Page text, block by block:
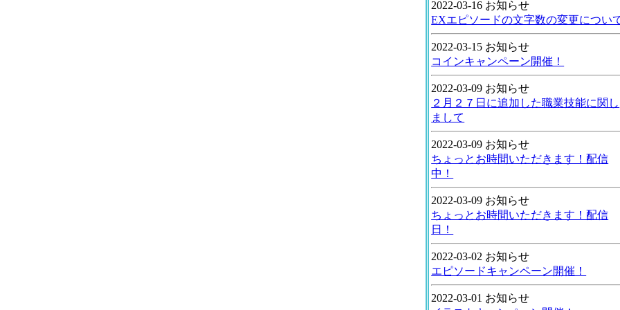
2022-03-16 お知らせ
EXエピソードの文字数の変更につい
2022-03-15 お知らせ
コインキャンペーン開催！
2022-03-09 お知らせ
２月２７日に追加した職業技能に関し
まして
2022-03-09 お知らせ
ちょっとお時間いただきます！配信
中！
2022-03-09 お知らせ
ちょっとお時間いただきます！配信
日！
2022-03-02 お知らせ
エピソードキャンペーン開催！
2022-03-01 お知らせ